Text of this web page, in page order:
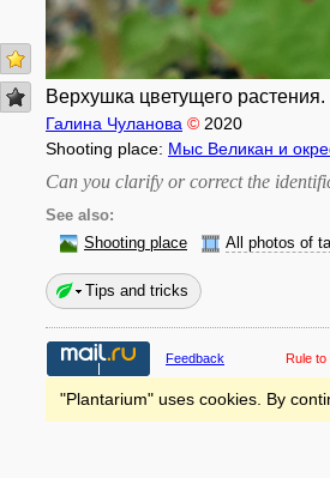
Верхушка цветущего
Галина Чуланова © 2020
Shooting place: Мыс Великан и
Can you clarify or correct the
See also:
Shooting place
All photos of
Tips and tricks
Feedback Rule to
"Plantarium" uses cookies. By